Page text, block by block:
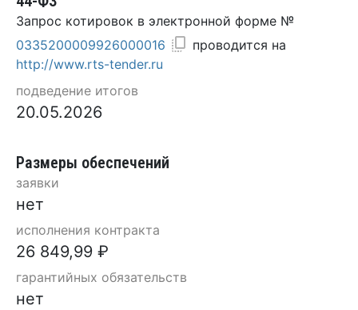
Запрос котировок в электронной форме №
0335200009926000016
проводится на
http://www.rts-tender.ru
подведение итогов
20.05.2026
Размеры обеспечений
заявки
нет
исполнения контракта
26 849,99 ₽
гарантийных обязательств
нет